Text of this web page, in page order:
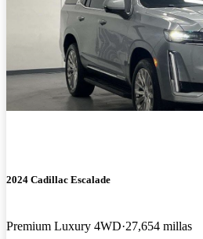
2024 Cadillac Escalade
Premium Luxury 4WD 27,654 millas